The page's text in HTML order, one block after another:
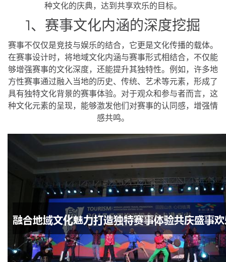
种文化的庆典，达到共享欢乐的目标。
1、赛事文化内涵的深度挖掘
赛事不仅仅是竞技与娱乐的结合，它更是文化传播的载体。
在赛事设计时，将地域文化内涵与赛事形式相结合，不仅能
够增强赛事的文化深度，还能提升其独特性。例如，许多地
方性赛事通过融入当地的历史、传统、艺术等元素，形成了
具有独特文化背景的赛事体验。对于观众和参与者而言，这
种文化元素的呈现，能够激发他们对赛事的认同感，增强情
感共鸣。